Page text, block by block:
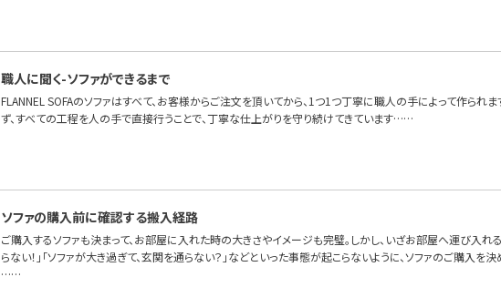
職人に聞く-ソファができるまで
FLANNEL SOFAのソファはすべて、お客様からご注文を頂いてから、1つ1つ丁寧に職人の手によって作られ
ず、すべての工程を人の手で直接行うことで、丁寧な仕上がりを守り続けてきています……
ソファの購入前に確認する搬入経路
ご購入するソファも決まって、お部屋に入れた時の大きさやイメージも完璧。しかし、いざお部屋へ運び入れ
らない！」「ソファが大き過ぎて、玄関を通らない？」などといった事態が起こらないように、ソファのご購入を
……